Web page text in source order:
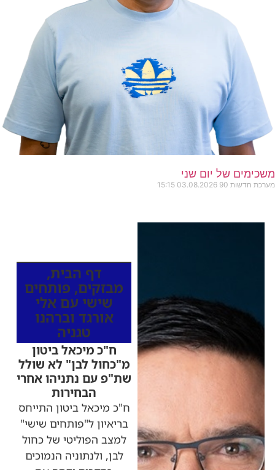
משכימים של יום שני
מערכת חדשות 90 03.08.2026
15:15
דף הבית,
מבזקים, פותחים
שישי עם אלי
אורגד וברהנו
טגניה
ח"כ מיכאל ביטון
מ"כחול לבן" לא שולל
שת"פ עם נתניהו אחרי
הבחירות
ח"כ מיכאל ביטון התייחס
בריאיון ל"פותחים שישי"
למצב הפוליטי של כחול
לבן, ולנתוניה הנמוכים